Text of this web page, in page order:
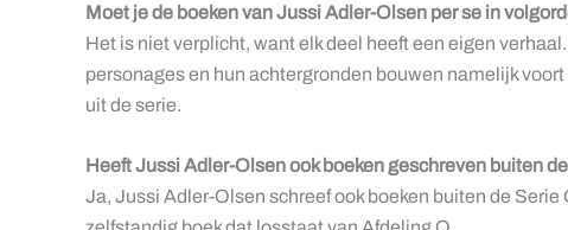
Moet je de boeken van Jussi Adler-Olsen per se in
Het is niet verplicht, want elk deel heeft een eigen
personages en hun achtergronden bouwen namelijk
uit de serie.
Heeft Jussi Adler-Olsen ook boeken geschreven buiten
Ja, Jussi Adler-Olsen schreef ook boeken buiten de Serie